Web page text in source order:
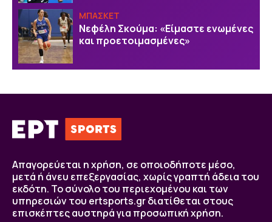
ΜΠΑΣΚΕΤ
Νεφέλη Σκούμα: «Είμαστε ενωμένες
και προετοιμασμένες»
Απαγορεύεται η χρήση, σε οποιοδήποτε μέσο,
μετά ή άνευ επεξεργασίας, χωρίς γραπτή άδεια του
εκδότη. Το σύνολο του περιεχομένου και των
υπηρεσιών του ertsports.gr διατίθεται στους
επισκέπτες αυστηρά για προσωπική χρήση.